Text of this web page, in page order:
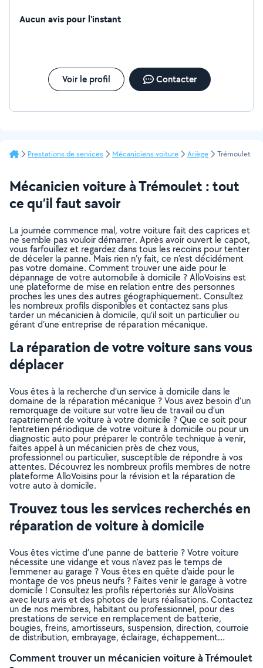
Aucun avis pour l'instant
Voir le profil Contacter
Prestations de services Mécaniciens voiture Ariège Trémoulet
Mécanicien voiture à Trémoulet : tout
ce qu’il faut savoir
La journée commence mal, votre voiture fait des caprices et
ne semble pas vouloir démarrer. Après avoir ouvert le capot,
vous farfouillez et regardez dans tous les recoins pour tenter
de déceler la panne. Mais rien n’y fait, ce n’est décidément
pas votre domaine. Comment trouver une aide pour le
dépannage de votre automobile à domicile ? AlloVoisins est
une plateforme de mise en relation entre des personnes
proches les unes des autres géographiquement. Consultez
les nombreux profils disponibles et contactez sans plus
tarder un mécanicien à domicile, qu’il soit un particulier ou
gérant d’une entreprise de réparation mécanique.
La réparation de votre voiture sans vous
déplacer
Vous êtes à la recherche d’un service à domicile dans le
domaine de la réparation mécanique ? Vous avez besoin d’un
remorquage de voiture sur votre lieu de travail ou d’un
rapatriement de voiture à votre domicile ? Que ce soit pour
l’entretien périodique de votre voiture à domicile ou pour un
diagnostic auto pour préparer le contrôle technique à venir,
faites appel à un mécanicien près de chez vous,
professionnel ou particulier, susceptible de répondre à vos
attentes. Découvrez les nombreux profils membres de notre
plateforme AlloVoisins pour la révision et la réparation de
votre auto à domicile.
Trouvez tous les services recherchés en
réparation de voiture à domicile
Vous êtes victime d’une panne de batterie ? Votre voiture
nécessite une vidange et vous n’avez pas le temps de
l’emmener au garage ? Vous êtes en quête d’aide pour le
montage de vos pneus neufs ? Faites venir le garage à votre
domicile ! Consultez les profils répertoriés sur AlloVoisins
avec leurs avis et des photos de leurs réalisations. Contactez
un de nos membres, habitant ou professionnel, pour des
prestations de service en remplacement de batterie,
bougies, freins, amortisseurs, suspension, direction, courroie
de distribution, embrayage, éclairage, échappement…
Comment trouver un mécanicien voiture à Trémoulet